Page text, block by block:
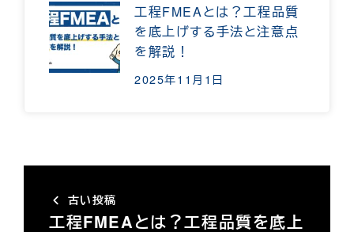
工程FMEAとは？工程品質
を底上げする手法と注意点
を解説！
2025年11月1日
古い投稿
工程FMEAとは？工程品質を底上